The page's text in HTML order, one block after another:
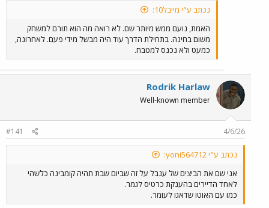
נכתב ע"י מייבל10:
האמת, נועם ממש מיותר שם. לא רואה מה הוא תורם למשחק
משום בחינה. בתחילת הדרך עוד היה מבשל מידי פעם. לאחרונה,
כמעט ולא נכנס למטבח.
Rodrik Harlaw
Well-known member
4/6/26
#141
נכתב ע"י yoni564712:
אני שם את הביצים של ענבל על זה שביום שבת תהיה קומבינה כלשהי
לאחד הדיירים בהענקת כרטיס לגמר.
כמו עם האוטו שדאגו לעומר.